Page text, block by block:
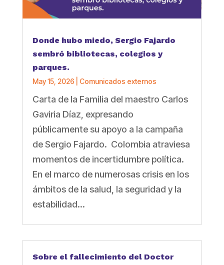
Donde hubo miedo, Sergio Fajardo
sembró bibliotecas, colegios y
parques.
May 15, 2026 Comunicados externos
Carta de la Familia del maestro Carlos
Gaviria Díaz, expresando
públicamente su apoyo a la campaña
de Sergio Fajardo. Colombia atraviesa
momentos de incertidumbre política.
En el marco de numerosas crisis en los
ámbitos de la salud, la seguridad y la
estabilidad...
Sobre el fallecimiento del Doctor